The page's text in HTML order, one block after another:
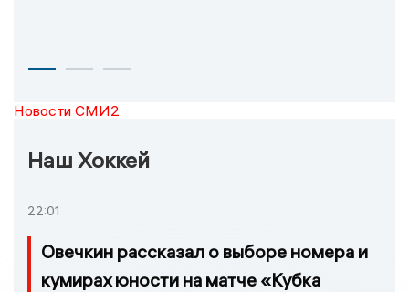
Новости СМИ2
Наш Хоккей
22:01
Овечкин рассказал о выборе номера и
кумирах юности на матче «Кубка